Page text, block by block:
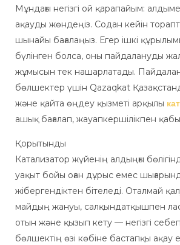
Мұндағы негізгі ой қарапайым:
ақауды жөндеңіз. Содан кейін
шынайы бағалаңыз. Егер ішкі
бүлінген болса, оны пайдалануды
жұмысын тек нашарлатады.
бөлшектер үшін Qazaqkat
және қайта өңдеу қызметі арқылы
ашық бағалап, жауапкершілікпен
Қорытынды
Катализатор жүйенің алдыңғы
уақыт бойы оған дұрыс емес
жібергендіктен бітеледі. Оталмай
майдың жануы, салқындатқышпен
отын және қызып кету — негізгі
бөлшектің өзі көбіне бастапқы ақау